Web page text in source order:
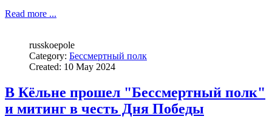
Read more ...
russkoepole
Category: Бессмертный полк
Created: 10 May 2024
В Кёльне прошел "Бессмертный полк"
и митинг в честь Дня Победы